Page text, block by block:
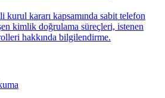
kararı kapsamında sabit telefon
kimlik doğrulama süreçleri, istenen
hakkında bilgilendirme.